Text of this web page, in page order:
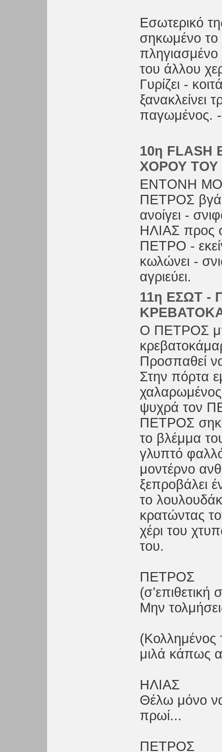
Εσωτερικό
σηκωμένο το
του άλλου
Γυρίζει -
ξανακλείνει
παγωμένος.
10η FLASH
ΧΟΡΟΥ
ΕΝΤΟΝΗ
ΠΕΤΡΟΣ
ανοίγει -
ΗΛΙΑΣ προς
ΠΕΤΡΟ -
κωλώνει -
αγριεύει.
11η ΕΣΩΤ -
Ο ΠΕΤΡΟΣ
Προσπαθεί
Στην πόρτα
χαλαρωμένος
ψυχρά τον
ΠΕΤΡΟΣ
το βλέμμα
γλυπτό
μοντέρνο
ξεπροβάλει
το
κρατώντας
χέρι του
του.
ΠΕΤΡΟΣ
(σ’επιθετική
Μην
(Κολλημένος
μιλά κάπως
ΗΛΙΑΣ
Θέλω μόνο
πρωί...
ΠΕΤΡΟΣ